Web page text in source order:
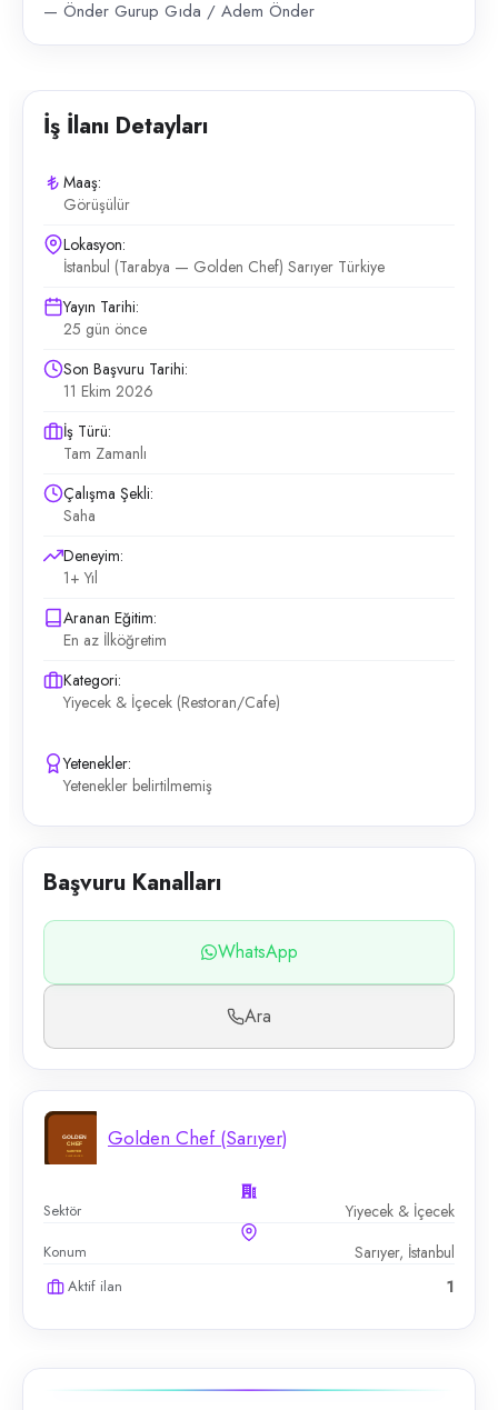
— Önder Gurup Gıda / Adem Önder
İş İlanı Detayları
Maaş:
Görüşülür
Lokasyon:
İstanbul (Tarabya — Golden Chef) Sarıyer Türkiye
Yayın Tarihi:
25 gün önce
Son Başvuru Tarihi:
11 Ekim 2026
İş Türü:
Tam Zamanlı
Çalışma Şekli:
Saha
Deneyim:
1+ Yıl
Aranan Eğitim:
En az İlköğretim
Kategori:
Yiyecek & İçecek (Restoran/Cafe)
Yetenekler:
Yetenekler belirtilmemiş
Başvuru Kanalları
WhatsApp
Ara
Golden Chef (Sarıyer)
Sektör Yiyecek & İçecek
Konum Sarıyer, İstanbul
Aktif ilan 1